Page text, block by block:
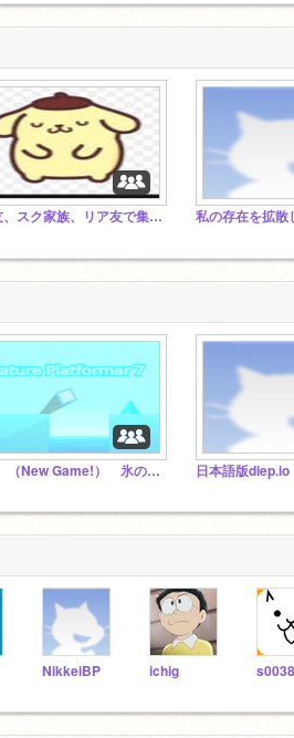
スク友、スク家族、リア友で集まるところ！（ここでもスク友、スク家族になりたい人言ってね） 私の存在を拡散
新作! （New Game!） 氷のplatformer! 日本語版diep.io
NikkeiBP ichig